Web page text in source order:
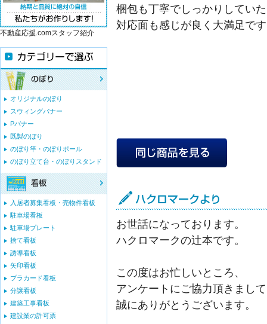
梱包も丁寧でしっかりしてい
対応面も感じが良く大満足で
お世話になっております。
ハクロマークの辻本です。
この度はお忙しいところ、
アンケートにご協力頂きまし
誠にありがとうございます。
不動産応援.comスタッフ紹介
オリジナルのぼり
スウィングバナー
Pバナー
既製のぼり
のぼり竿・のぼりポール
のぼり立て台・のぼりスタンド
入居者募集看板・売物件看板
駐車場看板
駐車場プレート
捨て看板
誘導看板
矢印看板
プラカード看板
分譲看板
建築工事看板
建設業の許可票